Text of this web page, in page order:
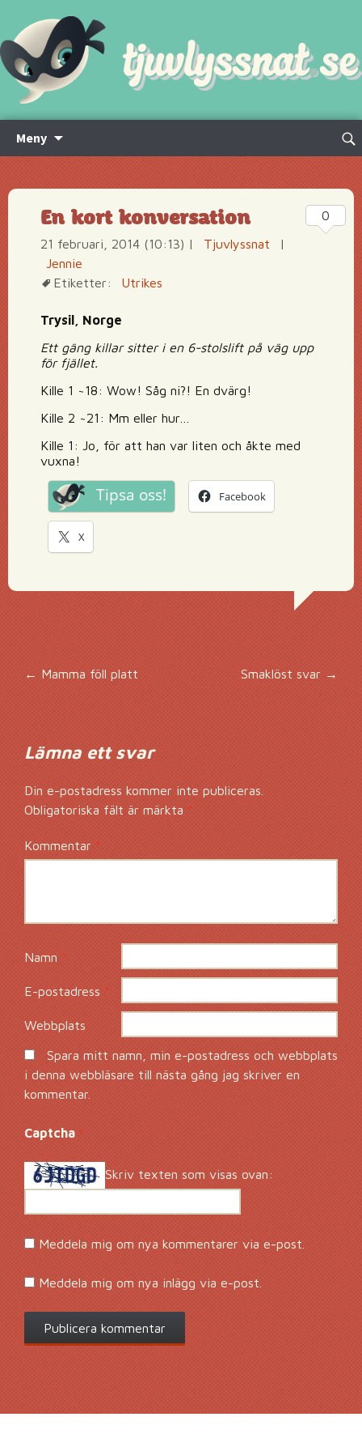
Meny
innehåll
Sök
En kort konversation
21 februari, 2014 (10:13) | Tjuvlyssnat
|
Jennie
Etiketter:
Utrikes
Trysil, Norge
Ett gäng killar sitter i en 6-stolslift på väg upp
för fjället.
Kille 1 ~18: Wow! Såg ni?! En dvärg!
Kille 2 ~21: Mm eller hur…
Kille 1: Jo, för att han var liten och åkte med
vuxna!
Tipsa oss! Facebook
X
0
Inläggsnavigering
← Mamma föll platt Smaklöst svar→
Lämna ett svar
Din e-postadress kommer inte publiceras.
Obligatoriska fält är märkta *
Kommentar*
Namn*
E-postadress *
Webbplats
Spara mitt namn, min e-postadress och webbplats
i denna webbläsare till nästa gång jag skriver en
kommentar.
Captcha *
Skriv texten som visas ovan:
Meddela mig om nya kommentarer via e-post.
Meddela mig om nya inlägg via e-post.